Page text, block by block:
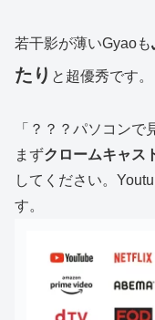
若干影が薄いGyaoも
たり と超優秀です。
「？？？パソコン
まずクロームキャス
してください。
す。